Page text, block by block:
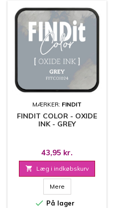
MÆRKER: FINDIT
FINDIT COLOR - OXIDE
INK - GREY
43,95 kr.
 Læg i indkøbskurv
Mere
 På lager